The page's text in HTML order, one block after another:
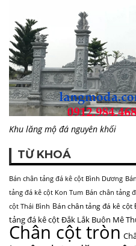
Khu lăng mộ đá nguyên khối
TỪ KHOÁ
Bán chân tảng đá kê cột Bình Dương
tảng đá kê cột Kon Tum Bán chân tảng
cột Thái Bình Bán chân tảng đá kê
tảng đá kê cột Đắk Lắk Buôn Mê
Chân cột tròn